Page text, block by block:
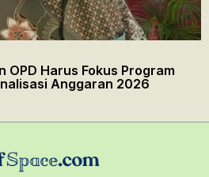
OPD Harus Fokus Program
Anggaran 2026